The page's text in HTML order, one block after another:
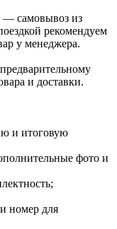
самовывоз из
рекомендуем
у менеджера.
и доставки.
и итоговую
фото и
номер для